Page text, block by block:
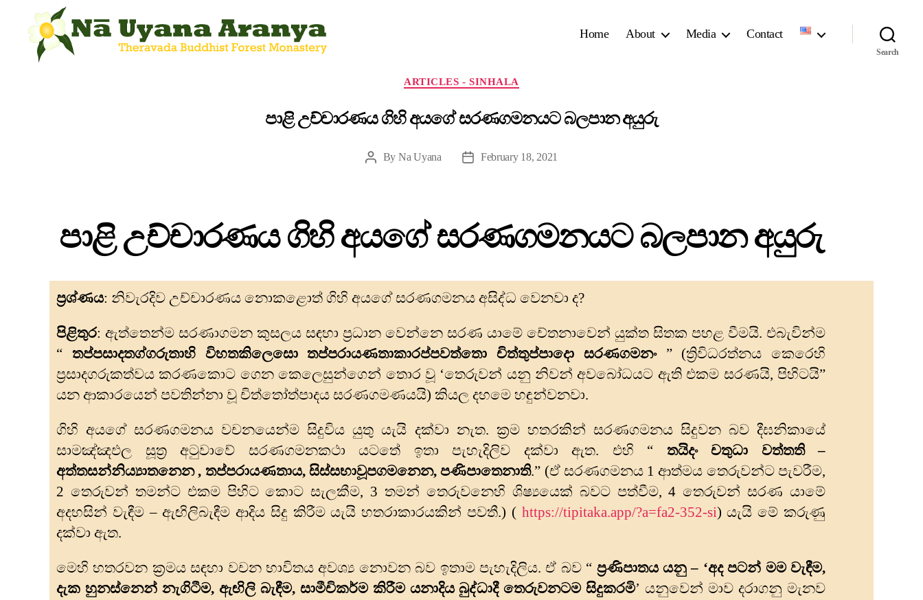
Home About Media Contact
Search
ARTICLES - SINHALA
පාළි උච්චාරණය ගිහි අයගේ සරණගමනයට බලපාන අයුරු
By Na Uyana February 18, 2021
පාළි උච්චාරණය ගිහි අයගේ සරණගමනයට බලපාන අයුරු
ප්‍රශ්ණය: නිවැරදිව උච්චාරණය නොකළොත් ගිහි අයගේ සරණගමනය අසිද්ධ වෙනවා ද?
පිළිතුර: ඇත්තෙන්ම සරණාගමන කුසලය සඳහා ප්‍රධාන වෙන්නෙ සරණ යාමේ චේතනාවෙන් යුක්ත සිතක පහළ වීමයි. එබැවින්ම
“ තප්පසාදතග්ගරුතාහි විහතකිලෙසො තප්පරායණතාකාරප්පවත්තො චිත්තුප්පාදො සරණගමනං ” (ත්‍රිවිධරත්නය කෙරෙහි
ප්‍රසාදගරුකත්වය කරණකොට ගෙන කෙලෙසුන්ගෙන් තොර වූ ‘තෙරුවන් යනු නිවන් අවබෝධයට ඇති එකම සරණයි, පිහිටයි”
යන ආකාරයෙන් පවතින්නා වූ චිත්තෝත්පාදය සරණගමණයයි) කියල දහමෙ හඳුන්වනවා.
ගිහි අයගේ සරණගමනය වචනයෙන්ම සිදුවිය යුතු යැයි දක්වා නැත. ක්‍රම හතරකින් සරණගමනය සිදුවන බව දීඝනිකායේ
සාමඤ්ඤඵල සූත්‍ර අටුවාවේ සරණගමනකථා යටතේ ඉතා පැහැදිලිව දක්වා ඇත. එහි “ තයිදං චතුධා වත්‌තති –
අත්‌තසන්‌නිය්‍යාතනෙන , තප්‌පරායණතාය, සිස්‌සභාවූපගමනෙන,පණිපාතෙනාති.” (ඒ සරණගමනය 1 ආත්මය තෙරුවන්ට පැවරීම,
2 තෙරුවන් තමන්ට එකම පිහිට කොට සැලකීම, 3 තමන් තෙරුවනෙහි ශිෂ්‍යයෙක් බවට පත්වීම, 4 තෙරුවන් සරණ යාමේ
අදහසින් වැඳීම – ඇඟිලිබැඳීම ආදිය සිදු කිරීම යැයි හතරාකාරයකින් පවතී.) ( https://tipitaka.app/?a=fa2-352-si) යැයි මේ කරුණු
දක්වා ඇත.
මෙහි හතරවන ක්‍රමය සඳහා වචන භාවිතය අවශ්‍ය නොවන බව ඉතාම පැහැදිලිය. ඒ බව “ ප්‍රණිපාතය යනු – ‘අද පටන් මම වැඳීම,
දැක හුනස්නෙන් නැගිටීම, ඇඟිලි බැඳීම, සාමීචිකර්ම කිරීම යනාදිය බුද්ධාදී තෙරුවනටම සිදුකරමි’ යනුවෙන් මාව දරාගනු මැනව